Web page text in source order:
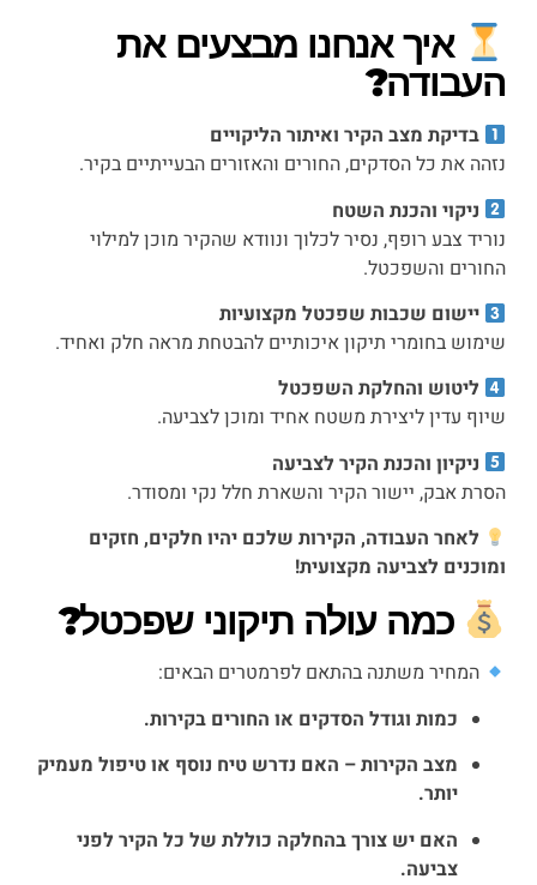
איך אנחנו מבצעים את
העבודה?
בדיקת מצב הקיר ואיתור הליקויים
נזהה את כל הסדקים, החורים והאזורים הבעייתיים בקיר.
ניקוי והכנת השטח
נוריד צבע רופף, נסיר לכלוך ונוודא שהקיר מוכן למילוי
החורים והשפכטל.
יישום שכבות שפכטל מקצועיות
שימוש בחומרי תיקון איכותיים להבטחת מראה חלק ואחיד.
ליטוש והחלקת השפכטל
שיוף עדין ליצירת משטח אחיד ומוכן לצביעה.
ניקיון והכנת הקיר לצביעה
הסרת אבק, יישור הקיר והשארת חלל נקי ומסודר.
לאחר העבודה, הקירות שלכם יהיו חלקים, חזקים
ומוכנים לצביעה מקצועית!
כמה עולה תיקוני שפכטל?
המחיר משתנה בהתאם לפרמטרים הבאים:
כמות וגודל הסדקים או החורים בקירות.
מצב הקירות – האם נדרש טיח נוסף או טיפול מעמיק
יותר.
האם יש צורך בהחלקה כוללת של כל הקיר לפני
צביעה.